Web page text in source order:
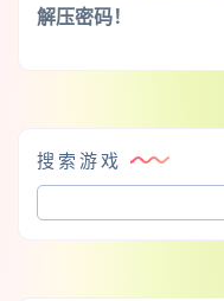
解压密码！
搜索游戏